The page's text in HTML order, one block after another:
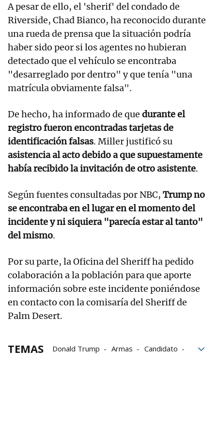
A pesar de ello, el 'sherif' del condado de
Riverside, Chad Bianco, ha reconocido durante
una rueda de prensa que la situación podría
haber sido peor si los agentes no hubieran
detectado que el vehículo se encontraba
"desarreglado por dentro" y que tenía "una
matrícula obviamente falsa".
De hecho, ha informado de que durante el
registro fueron encontradas tarjetas de
identificación falsas. Miller justificó su
asistencia al acto debido a que supuestamente
había recibido la invitación de otro asistente.
Según fuentes consultadas por NBC, Trump no
se encontraba en el lugar en el momento del
incidente y ni siquiera "parecía estar al tanto"
del mismo.
Por su parte, la Oficina del Sheriff ha pedido
colaboración a la población para que aporte
información sobre este incidente poniéndose
en contacto con la comisaría del Sheriff de
Palm Desert.
TEMAS Donald Trump Armas
Candidato